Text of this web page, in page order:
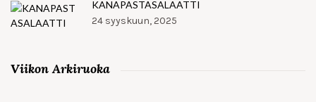
KANAPASTASALAATTI
24 syyskuun, 2025
Viikon Arkiruoka